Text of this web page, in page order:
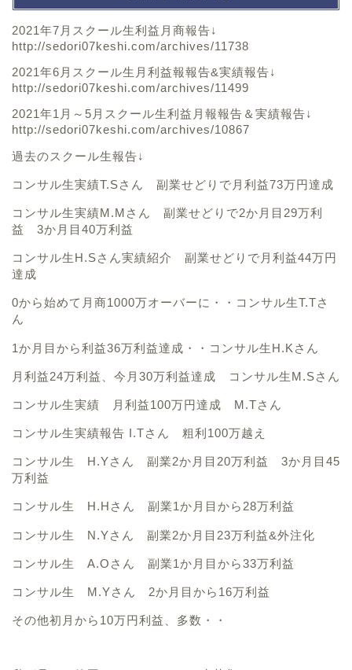
2021年7月スクール生利益月商報告↓
http://sedori07keshi.com/archives/11738
2021年6月スクール生月利益報報告&実績報告↓
http://sedori07keshi.com/archives/11499
2021年1月～5月スクール生利益月報報告＆実績報告↓
http://sedori07keshi.com/archives/10867
過去のスクール生報告↓
コンサル生実績T.Sさん 副業せどりで月利益73万円達成
コンサル生実績M.Mさん 副業せどりで2か月目29万利
益 3か月目40万利益
コンサル生H.Sさん実績紹介 副業せどりで月利益44万円
達成
0から始めて月商1000万オーバーに・・コンサル生T.Tさ
ん
1か月目から利益36万利益達成・・コンサル生H.Kさん
月利益24万利益、今月30万利益達成 コンサル生M.Sさん
コンサル生実績 月利益100万円達成 M.Tさん
コンサル生実績報告 I.Tさん 粗利100万越え
コンサル生 H.Yさん 副業2か月目20万利益 3か月目45
万利益
コンサル生 H.Hさん 副業1か月目から28万利益
コンサル生 N.Yさん 副業2か月目23万利益&外注化
コンサル生 A.Oさん 副業1か月目から33万利益
コンサル生 M.Yさん 2か月目から16万利益
その他初月から10万円利益、多数・・